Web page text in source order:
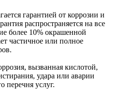
гарантией от коррозии и
распространяется на все
более 10% окрашенной
частичное или полное
вызванная кислотой,
удара или аварии
перечня услуг.